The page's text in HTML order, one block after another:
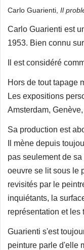
Carlo Guarienti, Il
Carlo Guarienti est
1953. Bien connu
Il est considéré
Hors de tout tapage
Les expositions
Amsterdam,
Sa production est
Il mène depuis
pas seulement de
oeuvre se lit sous le
revisités par le
inquiétants, la
représentation et
Guarienti s'est
peinture parle d'elle